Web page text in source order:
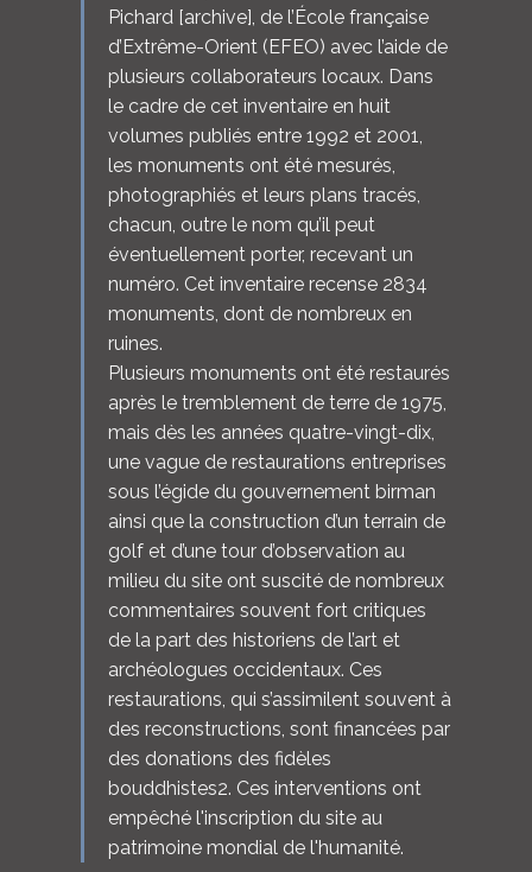
Pichard [archive], de l’École française
d’Extrême-Orient (EFEO) avec l’aide de
plusieurs collaborateurs locaux. Dans
le cadre de cet inventaire en huit
volumes publiés entre 1992 et 2001,
les monuments ont été mesurés,
photographiés et leurs plans tracés,
chacun, outre le nom qu’il peut
éventuellement porter, recevant un
numéro. Cet inventaire recense 2834
monuments, dont de nombreux en
ruines.
Plusieurs monuments ont été restaurés
après le tremblement de terre de 1975,
mais dès les années quatre-vingt-dix,
une vague de restaurations entreprises
sous l’égide du gouvernement birman
ainsi que la construction d’un terrain de
golf et d’une tour d’observation au
milieu du site ont suscité de nombreux
commentaires souvent fort critiques
de la part des historiens de l’art et
archéologues occidentaux. Ces
restaurations, qui s’assimilent souvent à
des reconstructions, sont financées par
des donations des fidèles
bouddhistes2. Ces interventions ont
empêché l'inscription du site au
patrimoine mondial de l'humanité.